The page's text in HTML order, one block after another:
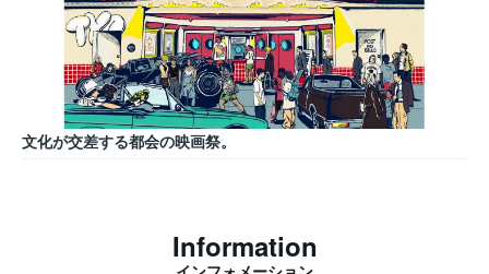
文化が交差する都会の映画祭。
Information